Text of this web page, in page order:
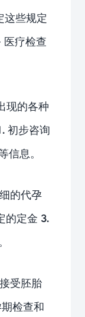
这些规定
医疗检查
现的各种
初步咨询
息。
的代孕
的定金 3.
受胚胎
检查和